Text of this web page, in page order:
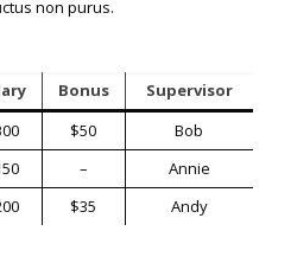
non purus.
Bonus
Supervisor
$50
Bob
–
Annie
$35 Andy